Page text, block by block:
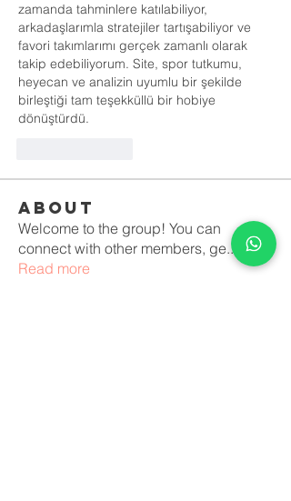
zamanda tahminlere katılabiliyor,
arkadaşlarımla stratejiler tartışabiliyor ve
favori takımlarımı gerçek zamanlı olarak
takip edebiliyorum. Site, spor tutkumu,
heyecan ve analizin uyumlu bir şekilde
birleştiği tam teşekküllü bir hobiye
dönüştürdü.
About
Welcome to the group! You can
connect with other members, ge...
Read more